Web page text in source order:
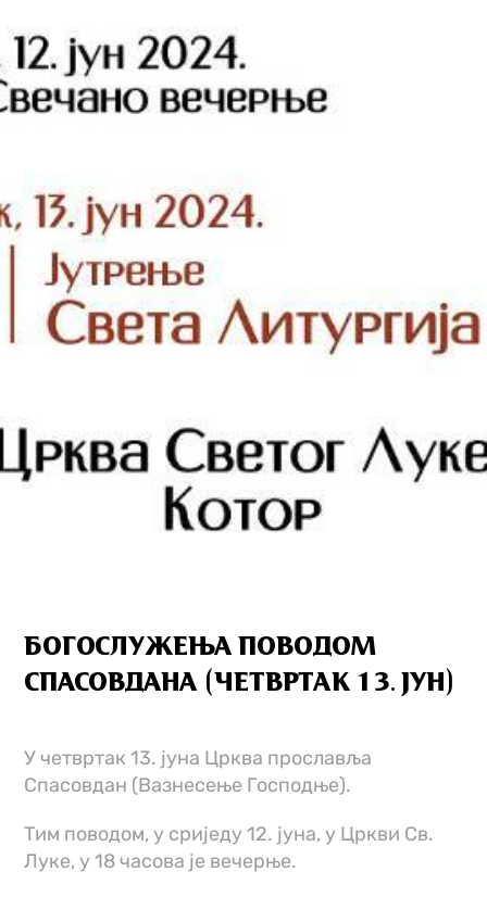
БОГОСЛУЖЕЊА ПОВОДОМ
СПАСОВДАНА (ЧЕТВРТАК 13. ЈУН)
У четвртак 13. јуна Црква прославља
Спасовдан (Вазнесење Господње).
Тим поводом, у сриједу 12. јуна, у Цркви Св.
Луке, у 18 часова је вечерње.